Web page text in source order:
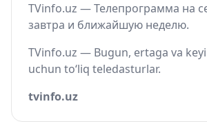
TVinfo.uz — Телепрограмма на
завтра и ближайшую неделю.
TVinfo.uz — Bugun, ertaga va
uchun to‘liq teledasturlar.
tvinfo.uz